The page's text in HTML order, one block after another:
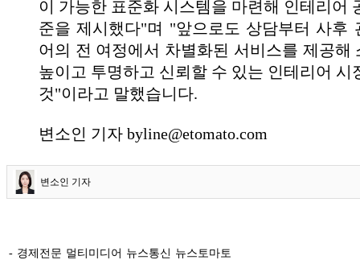
이 가능한 표준화 시스템을 마련해 인테리어
준을 제시했다"며 "앞으로도 상담부터 사후
어의 전 여정에서 차별화된 서비스를 제공해
높이고 투명하고 신뢰할 수 있는 인테리어 시
것"이라고 말했습니다.
변소인 기자 byline@etomato.com
변소인 기자
- 경제전문 멀티미디어 뉴스통신 뉴스토마토